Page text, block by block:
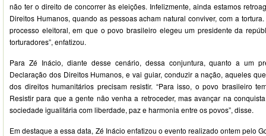
não ter o direito de concorrer às eleições. Infelizmente, ainda estamos
Direitos Humanos, quando as pessoas acham natural conviver, com a
processo eleitoral, em que o povo brasileiro elegeu um presidente da
torturadores”, enfatizou.
Para Zé Inácio, diante desse cenário, dessa conjuntura, quanto a um
Declaração dos Direitos Humanos, e vai guiar, conduzir a nação, aqueles
dos direitos humanitários precisam resistir. “Para isso, o povo brasileiro
Resistir para que a gente não venha a retroceder, mas avançar na
sociedade igualitária com liberdade, paz e harmonia entre os povos”, disse.
Em destaque a essa data, Zé Inácio enfatizou o evento realizado ontem pelo